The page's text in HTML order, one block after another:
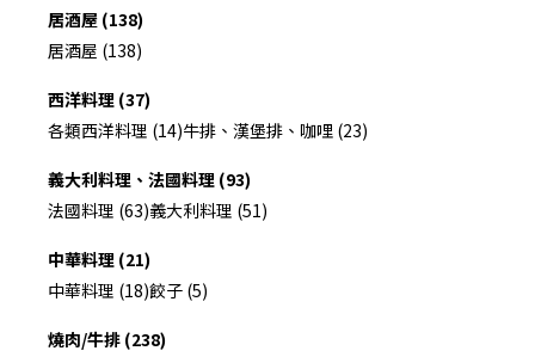
居酒屋 (138)
居酒屋 (138)
西洋料理 (37)
各類西洋料理 (14)牛排、漢堡排、咖哩 (23)
義大利料理、法國料理 (93)
法國料理 (63)義大利料理 (51)
中華料理 (21)
中華料理 (18)餃子 (5)
燒肉/牛排 (238)